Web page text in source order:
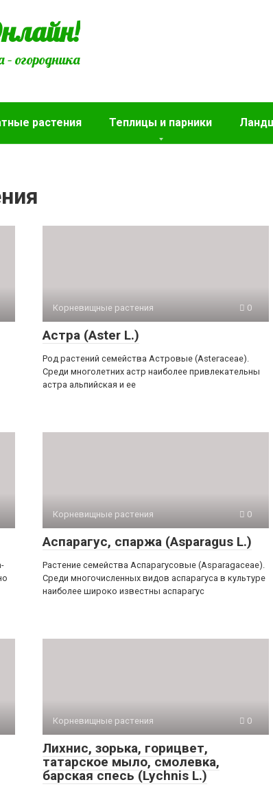
огородника
растения Теплицы и парники
Корневищные растения 0
Астра (Аster L.)
Род растений семей­ства Астровые (Аstегасеае).
Среди мно­голетних астр наиболее привлекатель­ны
астра альпийская и ее
Корневищные растения 0
Аспарагус, спаржа (Asparagus L.)
Рас­тение семейства Аспарагусовые (Asparagасеае).
Среди многочисленных ви­дов аспарагуса в культуре
наиболее ши­роко известны аспарагус
Корневищные растения 0
Лихнис, зорька, горицвет,
татарское мыло, смолевка,
барская спесь (Lychnis L.)